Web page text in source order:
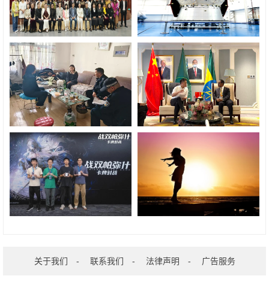
关于我们 - 联系我们 - 法律声明 - 广告服务